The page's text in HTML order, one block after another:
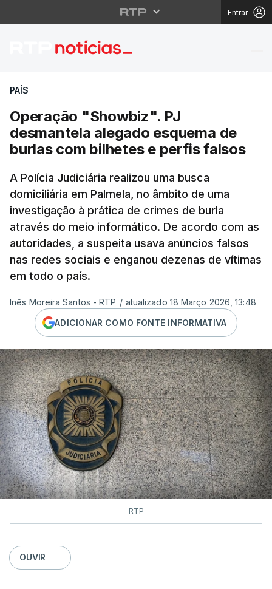
Entrar
Operação "Showbiz".
PAÍS
Operação "Showbiz". PJ
desmantela alegado esquema de
burlas com bilhetes e perfis falsos
A Polícia Judiciária realizou uma busca
domiciliária em Palmela, no âmbito de uma
investigação à prática de crimes de burla
através do meio informático. De acordo com as
autoridades, a suspeita usava anúncios falsos
nas redes sociais e enganou dezenas de vítimas
em todo o país.
Inês Moreira Santos - RTP / atualizado 18 Março 2026, 13:48
ADICIONAR COMO FONTE INFORMATIVA
RTP
OUVIR